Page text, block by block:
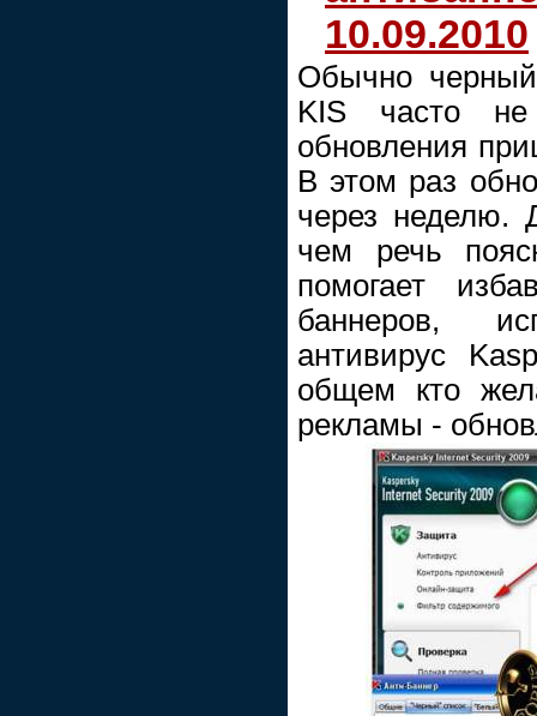
10.09.2010
Обычно
KIS часто не
обновления
В этом раз
через неделю.
чем речь
помогает
баннеров,
антивирус
общем кто
рекламы -